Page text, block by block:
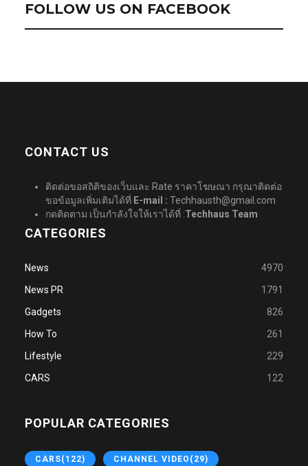
FOLLOW US ON FACEBOOK
CONTACT US
ติดต่อขอสถิติของเว็บและ Rate ราคาโฆษณา กรุณาติดต่อ
ขอข้อมูลเพิ่มเติมได้ที่ E-mail : Techhausth@gmail.com
กดติดตาม เป็นกำลังใจให้เราได้ที่ :Techhaus Team
CATEGORIES
News
4970
News PR
1791
Gadgets
826
How To
261
Lifestyle
229
CARS
122
POPULAR CATEGORIES
CARS(122) CHANNEL VIDEO (29)